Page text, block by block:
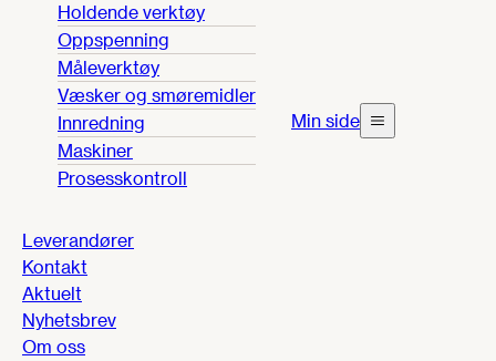
Holdende verktøy
Oppspenning
Måleverktøy
Væsker og smøremidler
Innredning
Maskiner
Prosesskontroll
Leverandører
Kontakt
Aktuelt
Nyhetsbrev
Om oss
Min side